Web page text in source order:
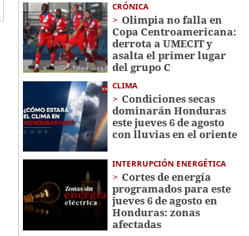
CRÓNICA
Olimpia no falla en
Copa Centroamericana:
derrota a UMECIT y
asalta el primer lugar
del grupo C
CLIMA
Condiciones secas
dominarán Honduras
este jueves 6 de agosto
con lluvias en el oriente
INTERRUPCIÓN ENERGÉTICA
Cortes de energía
programados para este
jueves 6 de agosto en
Honduras: zonas
afectadas